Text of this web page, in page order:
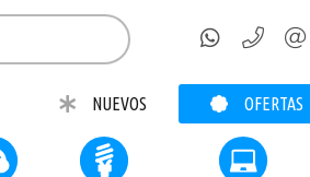
NUEVOS OFERTAS